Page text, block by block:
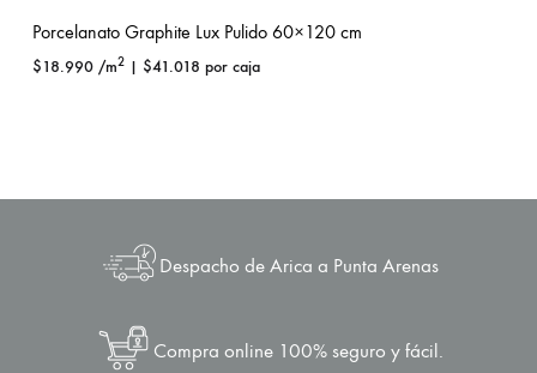
Porcelanato Graphite Lux Pulido 60×120 cm
$18.990 /m2 | $41.018 por caja
Despacho de Arica a Punta Arenas
Compra online 100% seguro y fácil.